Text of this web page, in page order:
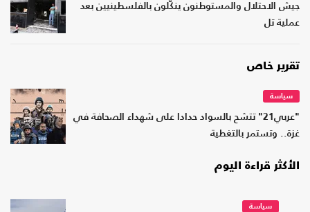
جيش الاحتلال والمستوطنون ينكّلون بالفلسطينيين بعد
عملية تل
تقرير خاص
سياسة
"عربي21" تتشح بالسواد حدادا على شهداء الصحافة في
غزة.. وتستمر بالتغطية
الأكثر قراءة اليوم
سياسة